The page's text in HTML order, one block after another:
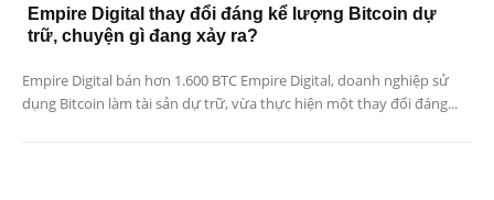
Empire Digital thay đổi đáng kể lượng Bitcoin dự
trữ, chuyện gì đang xảy ra?
Empire Digital bán hơn 1.600 BTC Empire Digital, doanh nghiệp sử
dụng Bitcoin làm tài sản dự trữ, vừa thực hiện một thay đổi đáng...